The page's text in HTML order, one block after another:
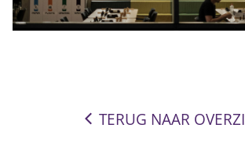
TERUG NAAR